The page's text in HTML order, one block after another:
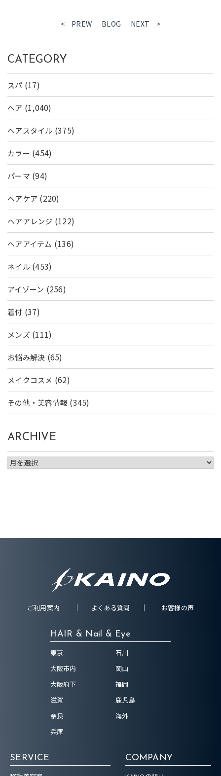
< PREW BLOG NEXT >
CATEGORY
スパ (17)
ヘア (1,040)
ヘアスタイル (375)
カラー (454)
パーマ (94)
ヘアケア (220)
ヘアアレンジ (122)
ヘアアイテム (136)
ネイル (453)
アイゾーン (256)
着付 (37)
メンズ (111)
お悩み解決 (65)
メイクコスメ (62)
その他・美容情報 (345)
ARCHIVE
ご利用案内 よくある質問 お客様の声
HAIR & Nail & Eye
東京
大阪市内
大阪府下
滋賀
奈良
兵庫
石川
岡山
福岡
鹿児島
海外
SERVICE
COMPANY